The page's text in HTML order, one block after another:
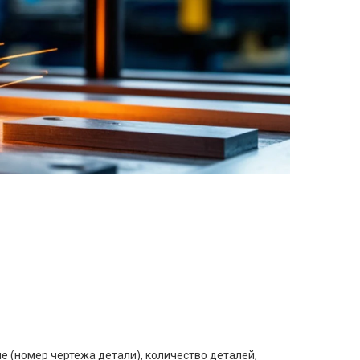
(номер чертежа детали), количество деталей,